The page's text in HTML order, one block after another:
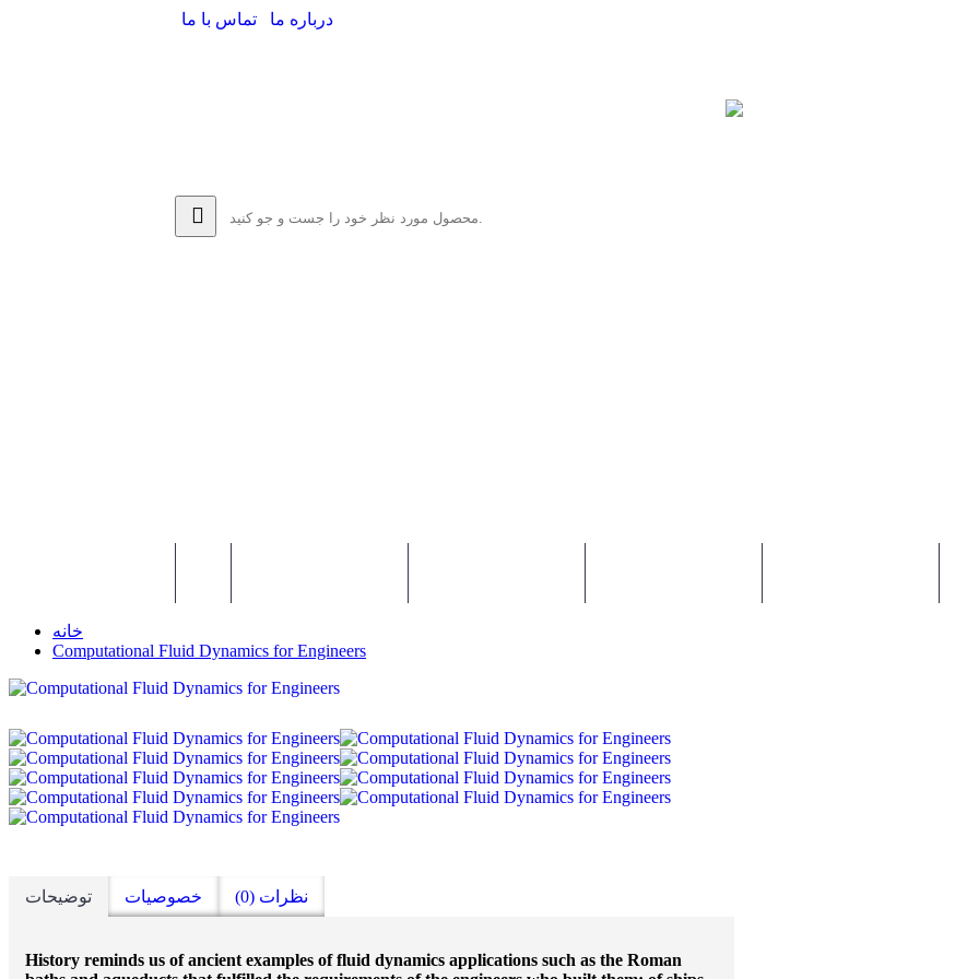
تماس با ما
درباره ما
خانه
Computational Fluid Dynamics for Engineers
توضیحات خصوصیات نظرات (0)
History reminds us of ancient examples of fluid dynamics applications such as the Roman